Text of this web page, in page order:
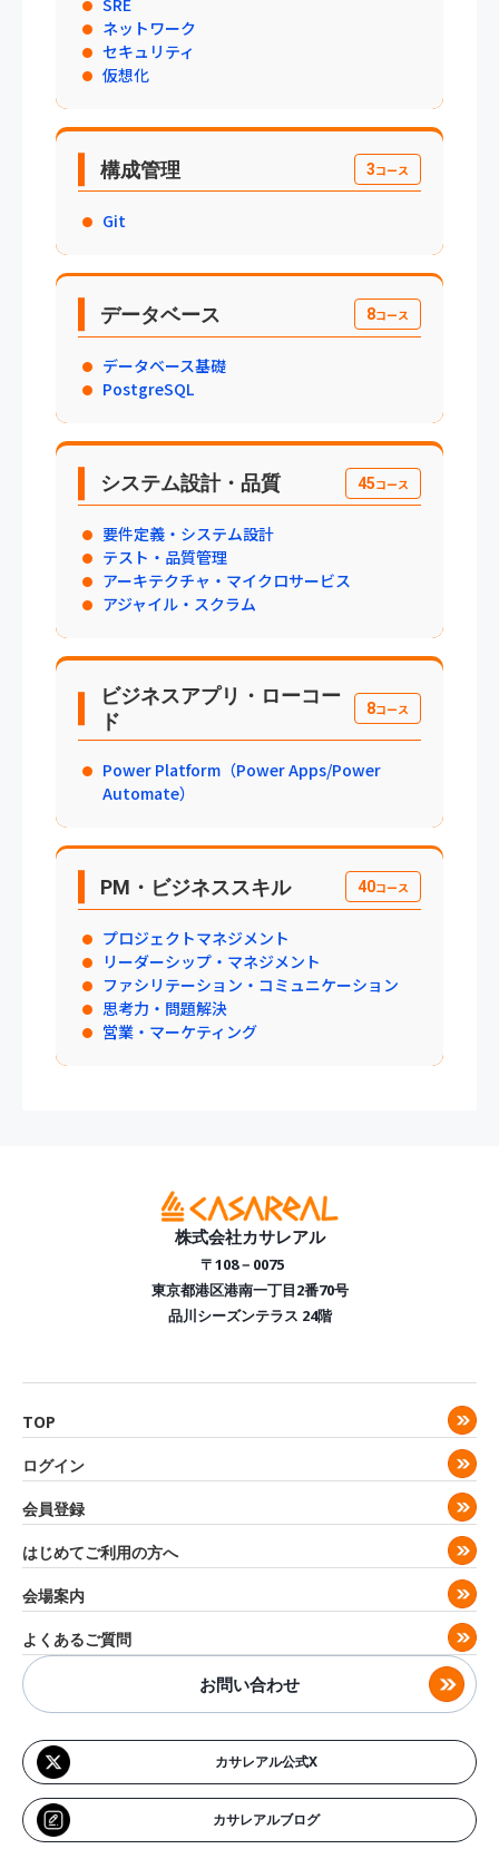
SRE
ネットワーク
セキュリティ
仮想化
構成管理 3コース
Git
データベース 8コース
データベース基礎
PostgreSQL
システム設計・品質 45コース
要件定義・システム設計
テスト・品質管理
アーキテクチャ・マイクロサービス
アジャイル・スクラム
ビジネスアプリ・ローコー
ド
8コース
Power Platform（Power Apps/Power
Automate）
PM・ビジネススキル 40コース
プロジェクトマネジメント
リーダーシップ・マネジメント
ファシリテーション・コミュニケーション
思考力・問題解決
営業・マーケティング
株式会社カサレアル
〒108－0075
東京都港区港南一丁目2番70号
品川シーズンテラス 24階
TOP
ログイン
会員登録
はじめてご利用の方へ
会場案内
よくあるご質問
お問い合わせ
カサレアル公式X
カサレアルブログ